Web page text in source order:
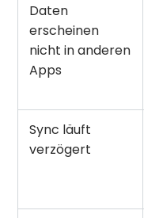
Daten
erscheinen
nicht in anderen
Apps
Sync läuft
verzögert